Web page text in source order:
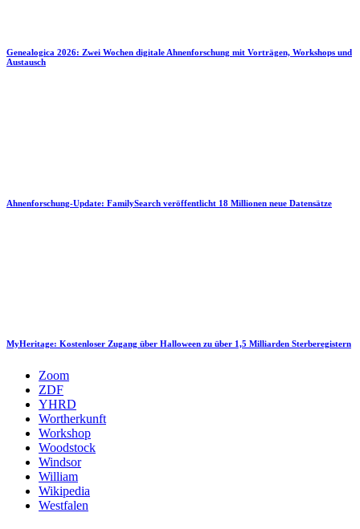
Genealogica 2026: Zwei Wochen digitale Ahnenforschung mit Vorträgen, Workshops und
Austausch
Ahnenforschung-Update: FamilySearch veröffentlicht 18 Millionen neue Datensätze
MyHeritage: Kostenloser Zugang über Halloween zu über 1,5 Milliarden Sterberegistern
Zoom
ZDF
YHRD
Wortherkunft
Workshop
Woodstock
Windsor
William
Wikipedia
Westfalen